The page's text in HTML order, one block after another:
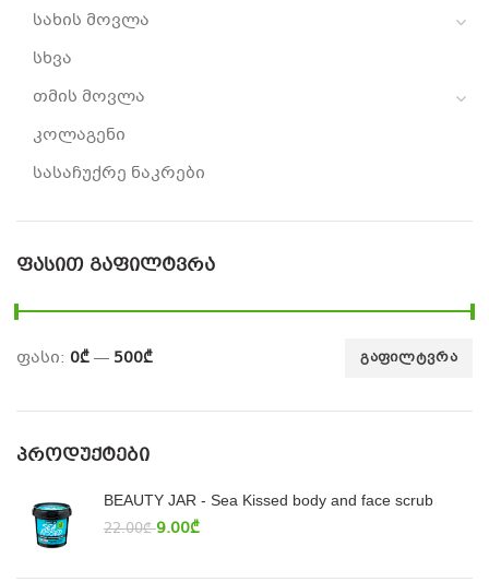
სახის მოვლა
სხვა
თმის მოვლა
კოლაგენი
სასაჩუქრე ნაკრები
ᲤᲐᲡᲘᲗ ᲒᲐᲤᲘᲚᲢᲕᲠᲐ
ᲒᲐᲤᲘᲚᲢᲕᲠᲐ
ფასი: 0₾— 500₾
ᲞᲠᲝᲓᲣᲥᲢᲔᲑᲘ
BEAUTY JAR - Sea Kissed body and face scrub
22.00₾ 9.00₾